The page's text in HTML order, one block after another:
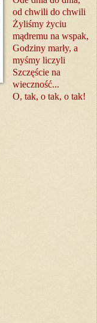
od chwili do chwili
Żyliśmy życiu
mądremu na wspak,
Godziny marły, a
myśmy liczyli
Szczęście na
wieczność...
O, tak, o tak, o tak!